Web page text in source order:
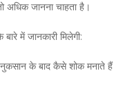
अधिक जानना चाहता है।
में जानकारी मिलेगी:
के बाद कैसे शोक मनाते हैं